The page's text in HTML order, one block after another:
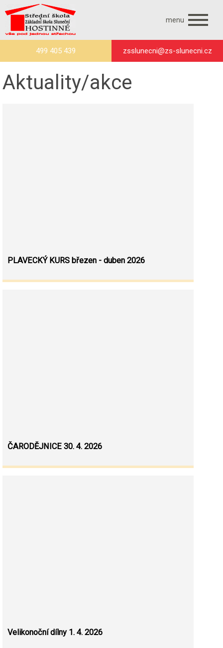
menu
499 405 439 zsslunecni@zs-slunecni.cz
Aktuality/akce
PLAVECKÝ KURS březen - duben 2026
ČARODĚJNICE 30. 4. 2026
Velikonoční dílny 1. 4. 2026